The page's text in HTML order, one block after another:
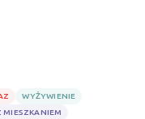
WYŻYWIENIE
MIESZKANIEM